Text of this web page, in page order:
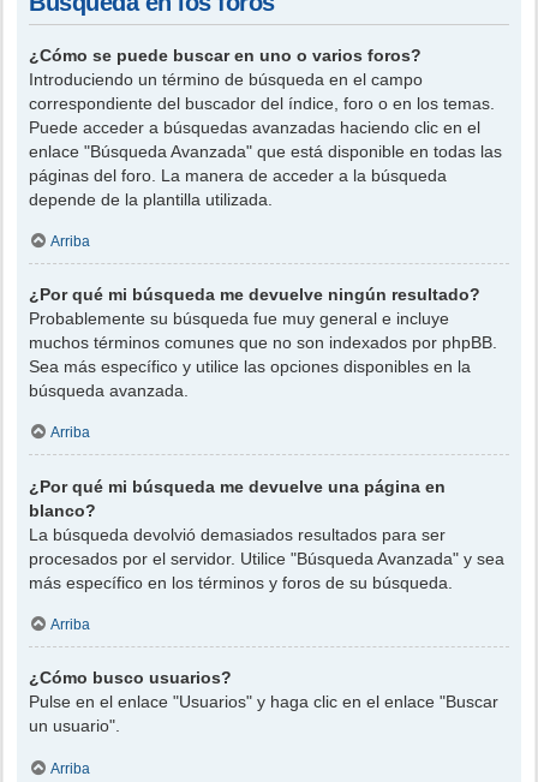
¿Cómo se puede buscar en uno o varios foros?
Introduciendo un término de búsqueda en el campo
correspondiente del buscador del índice, foro o en los temas.
Puede acceder a búsquedas avanzadas haciendo clic en el
enlace "Búsqueda Avanzada" que está disponible en todas las
páginas del foro. La manera de acceder a la búsqueda
depende de la plantilla utilizada.
Arriba
¿Por qué mi búsqueda me devuelve ningún resultado?
Probablemente su búsqueda fue muy general e incluye
muchos términos comunes que no son indexados por phpBB.
Sea más específico y utilice las opciones disponibles en la
búsqueda avanzada.
Arriba
¿Por qué mi búsqueda me devuelve una página en
blanco?
La búsqueda devolvió demasiados resultados para ser
procesados por el servidor. Utilice "Búsqueda Avanzada" y sea
más específico en los términos y foros de su búsqueda.
Arriba
¿Cómo busco usuarios?
Pulse en el enlace "Usuarios" y haga clic en el enlace "Buscar
un usuario".
Arriba